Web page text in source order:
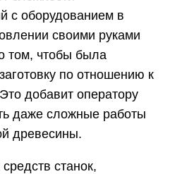
с оборудованием в
своими руками
том, чтобы была
по отношению к
добавит оператору
даже сложные работы
древесины.
станок,